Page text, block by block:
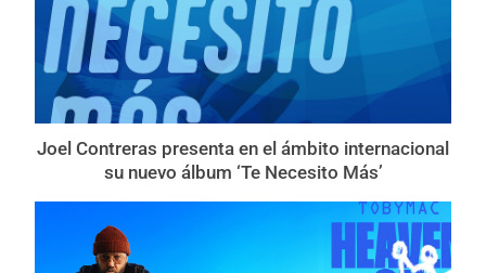
Joel Contreras presenta en el ámbito internacional
su nuevo álbum ‘Te Necesito Más’